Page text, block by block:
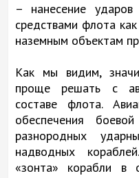
– нанесение ударов
средствами флота
наземным объектам
Как мы видим,
проще решать с
составе флота.
обеспечения
разнородных
надводных
«зонта» корабли в